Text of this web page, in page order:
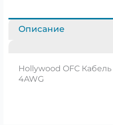
Описание
Hollywood OFC
4AWG